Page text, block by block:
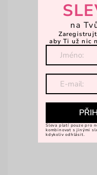
na
aby Ti už nic
Sleva platí pouze pro
kombinovat s jinými
kdykoliv odhlásit.